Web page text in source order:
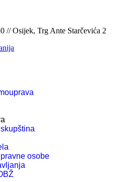
// Osijek, Trg Ante Starčevića 2
osobe